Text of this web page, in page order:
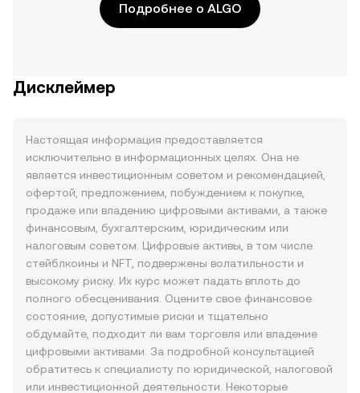
Подробнее о ALGO
Дисклеймер
Настоящая информация предоставляется
исключительно в информационных целях. Она не
является инвестиционным советом и рекомендацией,
офертой, предложением, побуждением к покупке,
продаже или владению цифровыми активами, а также
финансовым, бухгалтерским, юридическим или
налоговым советом. Цифровые активы, в том числе
стейблкоины и NFT, подвержены волатильности и
высокому риску. Их курс может падать вплоть до
полного обесценивания. Оцените свое финансовое
состояние, допустимые риски и тщательно
обдумайте, подходит ли вам торговля или владение
цифровыми активами. За подробной консультацией
обратитесь к специалисту по юридической, налоговой
или инвестиционной деятельности. Некоторые